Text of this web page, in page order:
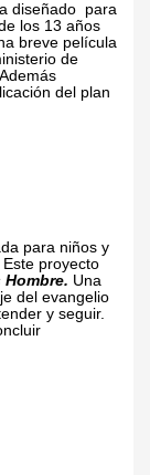
diseñado para
los 13 años
breve película
de
del plan
para niños y
proyecto
Hombre. Una
del evangelio
y seguir.